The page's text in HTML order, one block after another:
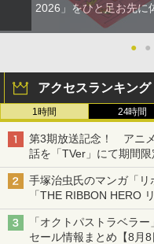
2026」をひと足お先に
● ●
アクセスランキング
1時間 24時間
第3期放送記念！ アニ
話を「TVer」にて期間
手塚治虫氏のマンガ「
「THE RIBBON HERO
「オクトパストラベラ
セール情報まとめ【8月8